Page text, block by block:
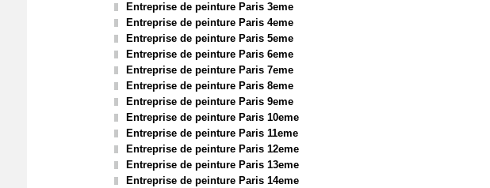
Entreprise de peinture Paris 3eme
Entreprise de peinture Paris 4eme
Entreprise de peinture Paris 5eme
Entreprise de peinture Paris 6eme
Entreprise de peinture Paris 7eme
Entreprise de peinture Paris 8eme
Entreprise de peinture Paris 9eme
Entreprise de peinture Paris 10eme
Entreprise de peinture Paris 11eme
Entreprise de peinture Paris 12eme
Entreprise de peinture Paris 13eme
Entreprise de peinture Paris 14eme